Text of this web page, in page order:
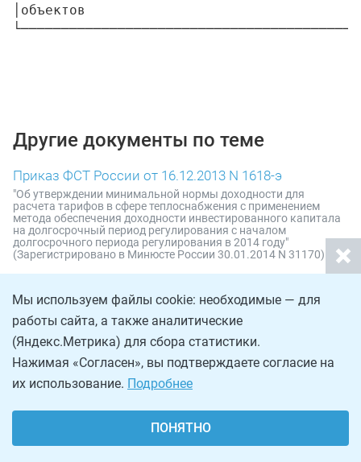
│объектов
Другие документы по теме
Приказ ФСТ России от 16.12.2013 N 1618-э
"Об утверждении минимальной нормы доходности для
расчета тарифов в сфере теплоснабжения с применением
метода обеспечения доходности инвестированного капитала
на долгосрочный период регулирования с началом
долгосрочного периода регулирования в 2014 году"
(Зарегистрировано в Минюсте России 30.01.2014 N 31170)
"О признании утратившими силу приказов Председателя
Следственного комитета Российской Федерации от 21 апреля
2011 г. N 70 "Об утверждении Положения об аттестационных
комиссиях Следственного комитета Российской Федерации" и
от 28 августа 2012 г. N 55 "О внесении изменений в приказ
Следственного комитета Российской Федерации от 21 апреля
управленческих архивных документов, образующихся в
процессе деятельности государственных органов, органов
Мы используем файлы cookie: необходимые — для
работы сайта, а также аналитические
(Яндекс.Метрика) для сбора статистики.
Нажимая «Согласен», вы подтверждаете согласие на
их использование. Подробнее
ПОНЯТНО